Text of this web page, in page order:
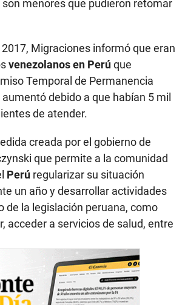
menores que pudieron retomar
Migraciones informó que eran
venezolanos en Perúque
Temporal de Permanencia
aumentó debido a que habían 5 mil
de atender.
creada por el gobierno de
que permite a la comunidad
Perú regularizar su situación
un año y desarrollar actividades
de la legislación peruana, como
acceder a servicios de salud, entre